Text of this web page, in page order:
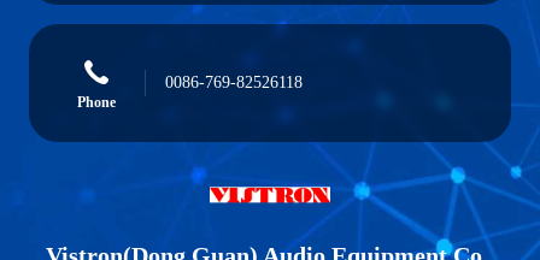
Phone
0086-769-82526118